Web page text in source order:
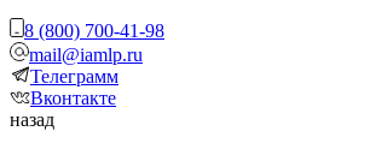
8 (800) 700-41-98
mail@iamlp.ru
Телеграмм
Вконтакте
назад